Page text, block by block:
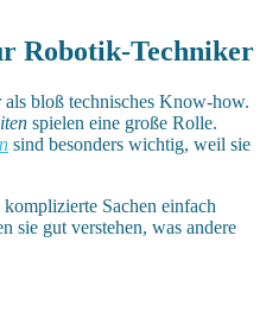
Robotik-Techniker
bloß technisches Know-how.
spielen eine große Rolle.
sind besonders wichtig, weil sie
Sachen einfach
sie gut verstehen, was andere